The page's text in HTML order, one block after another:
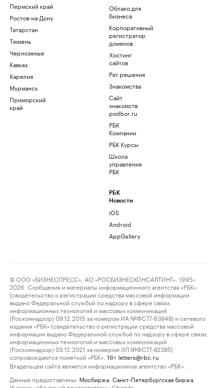
Пермский край
Ростов-на-Дону
Татарстан
Тюмень
Черноземье
Кавказ
Карелия
Мурманск
Приморский
край
Облако для
бизнеса
Корпоративный
регистратор
доменов
Хостинг
сайтов
Рег.решения
Знакомства
Сайт
знакомств
podbor.ru
РБК
Компании
РБК Курсы
Школа
управления
РБК
РБК
Новости
iOS
Android
AppGallery
© ООО «БИЗНЕСПРЕСС», АО «РОСБИЗНЕСКОНСАЛТИНГ», 1995–
2026. Сообщения и материалы информационного агентства «РБК»
(свидетельство о регистрации средства массовой информации
выдано Федеральной службой по надзору в сфере связи,
информационных технологий и массовых коммуникаций
(Роскомнадзор) 09.12.2015 за номером ИА №ФС77-63848) и сетевого
издания «РБК» (свидетельство о регистрации средства массовой
информации выдано Федеральной службой по надзору в сфере связи,
информационных технологий и массовых коммуникаций
(Роскомнадзор) 03.12.2021 за номером ЭЛ №ФС77-82385)
сопровождаются пометкой «РБК».
18+ letters@rbc.ru
Владельцем сайта является информационное агентство «РБК».
Данные предоставлены: Мосбиржа Санкт-Петербургская биржа